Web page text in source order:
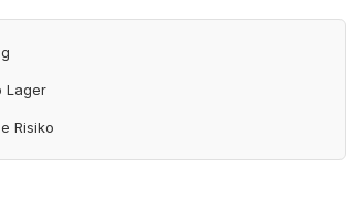
Lager
Risiko